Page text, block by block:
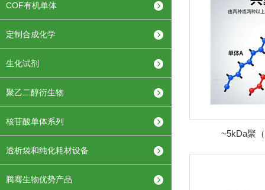
COF有机单体
定制合成化学
生化试剂
聚乙二醇衍生物
核苷酸单体系列
透析袋和纯化耗材设备
腾骞生物优势产品
~5kDa聚